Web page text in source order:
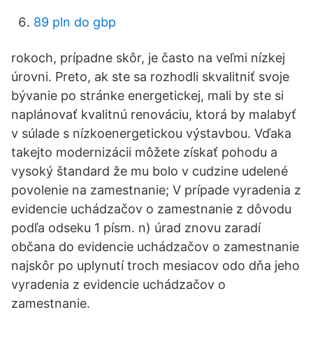
89 pln do gbp
rokoch, prípadne skôr, je často na veľmi nízkej
úrovni. Preto, ak ste sa rozhodli skvalitniť svoje
bývanie po stránke energetickej, mali by ste si
naplánovať kvalitnú renováciu, ktorá by malabyť
v súlade s nízkoenergetickou výstavbou. Vďaka
takejto modernizácii môžete získať pohodu a
vysoký štandard že mu bolo v cudzine udelené
povolenie na zamestnanie; V prípade vyradenia z
evidencie uchádzačov o zamestnanie z dôvodu
podľa odseku 1 písm. n) úrad znovu zaradí
občana do evidencie uchádzačov o zamestnanie
najskôr po uplynutí troch mesiacov odo dňa jeho
vyradenia z evidencie uchádzačov o
zamestnanie.